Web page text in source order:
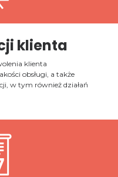
klienta
klienta
obsługi, a także
w tym również działań